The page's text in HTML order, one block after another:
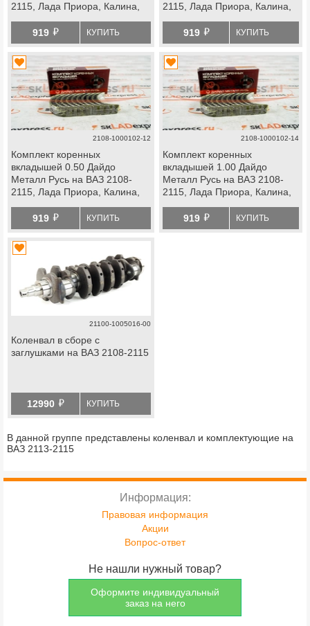
2115, Лада Приора, Калина,
919 й КУПИТЬ
2115, Лада Приора, Калина,
919 й КУПИТЬ
2108-1000102-12
Комплект коренных
вкладышей 0.50 Дайдо
Металл Русь на ВАЗ 2108-
2115, Лада Приора, Калина,
919 й КУПИТЬ
2108-1000102-14
Комплект коренных
вкладышей 1.00 Дайдо
Металл Русь на ВАЗ 2108-
2115, Лада Приора, Калина,
919 й КУПИТЬ
21100-1005016-00
Коленвал в сборе с
заглушками на ВАЗ 2108-2115
12990 й КУПИТЬ
В данной группе представлены коленвал и комплектующие на
ВАЗ 2113-2115
Информация:
Правовая информация
Акции
Вопрос-ответ
Не нашли нужный товар?
Оформите индивидуальный
заказ на него